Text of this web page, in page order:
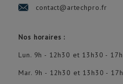
contact@artechpro.fr
Nos horaires :
Lun. 9h - 12h30 et 13h30 - 17h
Mar. 9h - 12h30 et 13h30 - 17h